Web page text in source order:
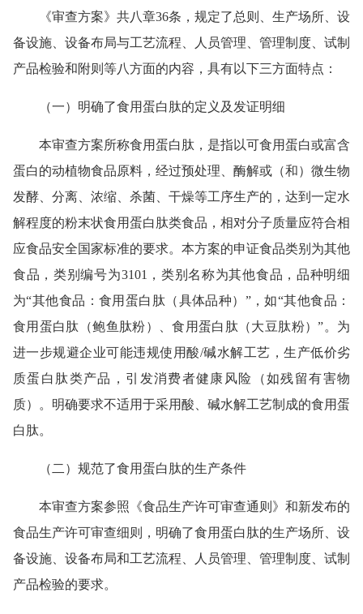
《审查方案》共八章36条，规定了总则、生产场所、设
备设施、设备布局与工艺流程、人员管理、管理制度、试制
产品检验和附则等八方面的内容，具有以下三方面特点：
（一）明确了食用蛋白肽的定义及发证明细
本审查方案所称食用蛋白肽，是指以可食用蛋白或富含
蛋白的动植物食品原料，经过预处理、酶解或（和）微生物
发酵、分离、浓缩、杀菌、干燥等工序生产的，达到一定水
解程度的粉末状食用蛋白肽类食品，相对分子质量应符合相
应食品安全国家标准的要求。本方案的申证食品类别为其他
食品，类别编号为3101，类别名称为其他食品，品种明细
为“其他食品：食用蛋白肽（具体品种）”，如“其他食品：
食用蛋白肽（鲍鱼肽粉）、食用蛋白肽（大豆肽粉）”。为
进一步规避企业可能违规使用酸/碱水解工艺，生产低价劣
质蛋白肽类产品，引发消费者健康风险（如残留有害物
质）。明确要求不适用于采用酸、碱水解工艺制成的食用蛋
白肽。
（二）规范了食用蛋白肽的生产条件
本审查方案参照《食品生产许可审查通则》和新发布的
食品生产许可审查细则，明确了食用蛋白肽的生产场所、设
备设施、设备布局和工艺流程、人员管理、管理制度、试制
产品检验的要求。